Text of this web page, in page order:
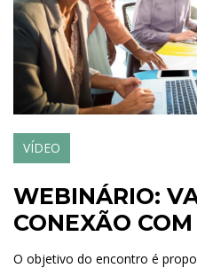
VÍDEO
WEBINÁRIO:
CONEXÃO
O objetivo do encontro é